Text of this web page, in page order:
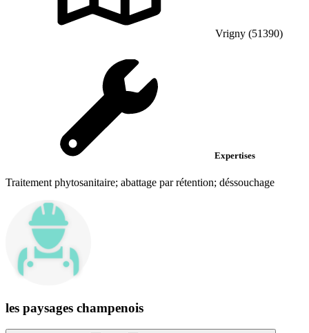
Vrigny (51390)
Expertises
Traitement phytosanitaire; abattage par rétention; déssouchage
les paysages champenois